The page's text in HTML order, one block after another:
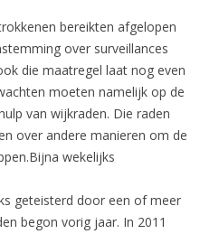
bereikten afgelopen
over surveillances
die maatregel laat nog even
moeten namelijk op de
van wijkraden. Die raden
over andere manieren om de
wekelijks
geteisterd door een of meer
begon vorig jaar. In 2011